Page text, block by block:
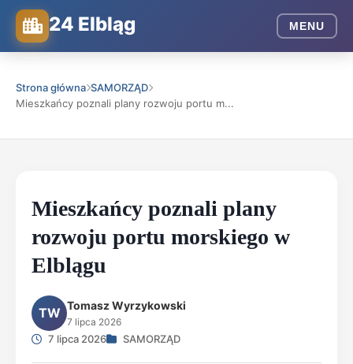
24 Elbląg MENU
Strona główna SAMORZĄD
Mieszkańcy poznali plany rozwoju portu m...
Mieszkańcy poznali plany
rozwoju portu morskiego w
Elblągu
TW Tomasz Wyrzykowski
7 lipca 2026
7 lipca 2026 SAMORZĄD